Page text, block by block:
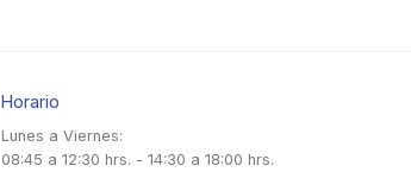
Horario
Lunes a Viernes:
08:45 a 12:30 hrs. - 14:30 a 18:00 hrs.